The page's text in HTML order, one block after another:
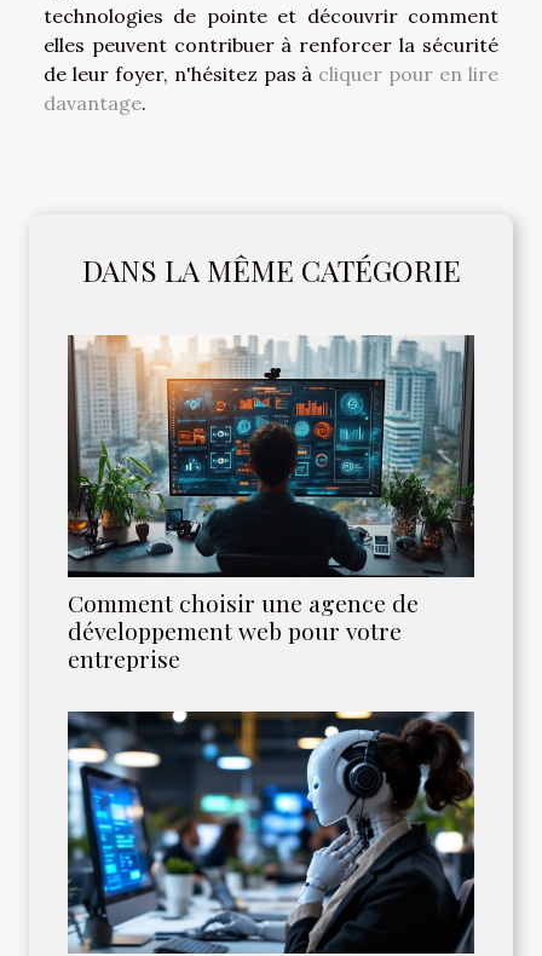
technologies de pointe et découvrir comment
elles peuvent contribuer à renforcer la sécurité
de leur foyer, n'hésitez pas à cliquer pour en lire
davantage.
DANS LA MÊME CATÉGORIE
Comment choisir une agence de
développement web pour votre
entreprise